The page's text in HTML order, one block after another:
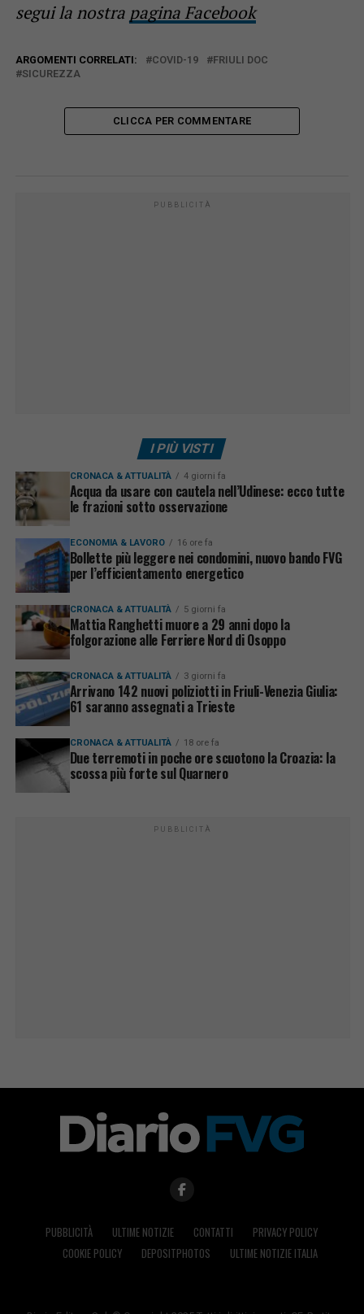
segui la nostra pagina Facebook
ARGOMENTI CORRELATI: COVID-19
FRIULI DOC
SICUREZZA
CLICCA PER COMMENTARE
PUBBLICITÀ
I PIÙ VISTI
CRONACA & ATTUALITÀ 4 giorni fa
Acqua da usare con cautela nell’Udinese: ecco tutte
le frazioni sotto osservazione
ECONOMIA & LAVORO 16 ore fa
Bollette più leggere nei condomini, nuovo bando FVG
per l’efficientamento energetico
CRONACA & ATTUALITÀ 5 giorni fa
Mattia Ranghetti muore a 29 anni dopo la
folgorazione alle Ferriere Nord di Osoppo
CRONACA & ATTUALITÀ 3 giorni fa
Arrivano 142 nuovi poliziotti in Friuli-Venezia Giulia:
61 saranno assegnati a Trieste
CRONACA & ATTUALITÀ 18 ore fa
Due terremoti in poche ore scuotono la Croazia: la
scossa più forte sul Quarnero
PUBBLICITÀ
PUBBLICITÀ ULTIME NOTIZIE CONTATTI
PRIVACY POLICY
COOKIE POLICY
DEPOSITPHOTOS ULTIME NOTIZIE ITALIA